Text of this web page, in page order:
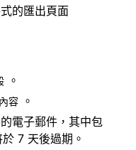
的匯出頁面
。
容 。
電子郵件，其中包
7 天後過期。